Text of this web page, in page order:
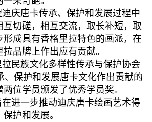
庆唐卡传承、保护和发展过程中
切磋，相互交流，取长补短，取
成具有香格里拉特色的画派，在
品牌上作出应有贡献。
民族文化多样性传承与保护协会
、保护和发展唐卡文化作出贡献的
位学员颁发了优秀学员奖。
进一步推动迪庆唐卡绘画艺术得
护和发展。